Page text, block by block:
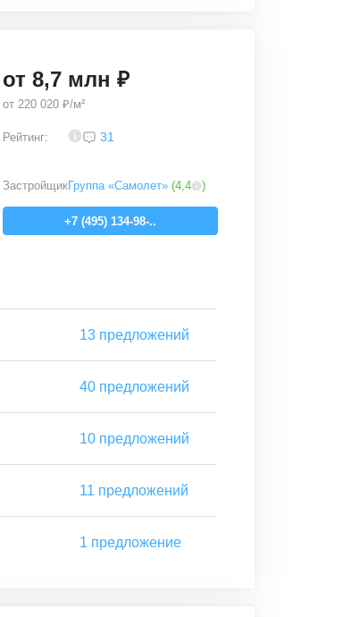
от 8,7 млн ₽
от 220 020 ₽/м²
Рейтинг: 31
ЗастройщикГруппа «Самолет» (4,4 )
+7 (495) 134-98-..
13 предложений
40 предложений
10 предложений
11 предложений
1 предложение